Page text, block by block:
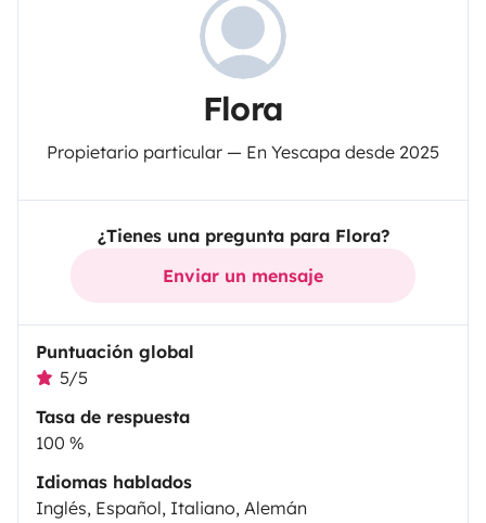
Flora
Propietario particular — En Yescapa desde 2025
¿Tienes una pregunta para Flora?
Enviar un mensaje
Puntuación global
5/5
Tasa de respuesta
100 %
Idiomas hablados
Inglés, Español, Italiano, Alemán